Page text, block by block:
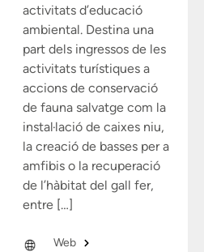
activitats d’educació
ambiental. Destina una
part dels ingressos de les
activitats turístiques a
accions de conservació
de fauna salvatge com la
instal·lació de caixes niu,
la creació de basses per a
amfibis o la recuperació
de l’hàbitat del gall fer,
entre […]
Web